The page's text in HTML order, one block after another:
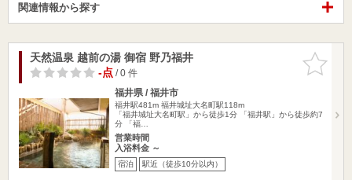
関連情報から探す
お気に入
りに追加
天然温泉 越前の湯 御宿 野乃福井
-点/ 0 件
福井県 / 福井市
福井駅481m 福井城址大名町駅118m
「福井城址大名町駅」から徒歩1分 「福井駅」から徒歩約7
分 「福…
営業時間
入浴料金 ～
宿泊 駅近（徒歩10分以内）